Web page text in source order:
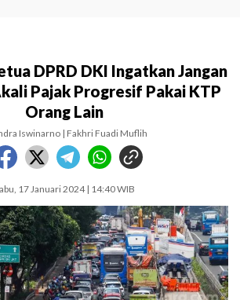
DPRD DKI Ingatkan Jangan
Pajak Progresif Pakai KTP
Orang Lain
Iswinarno | Fakhri Fuadi Muflih
17 Januari 2024 | 14:40 WIB